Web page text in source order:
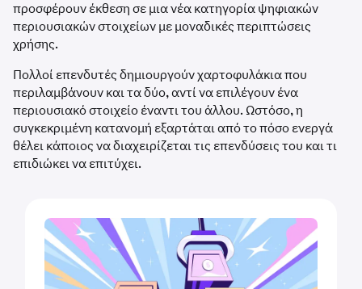
προσφέρουν έκθεση σε μια νέα κατηγορία ψηφιακών
περιουσιακών στοιχείων με μοναδικές περιπτώσεις
χρήσης.
Πολλοί επενδυτές δημιουργούν χαρτοφυλάκια που
περιλαμβάνουν και τα δύο, αντί να επιλέγουν ένα
περιουσιακό στοιχείο έναντι του άλλου. Ωστόσο, η
συγκεκριμένη κατανομή εξαρτάται από το πόσο ενεργά
θέλει κάποιος να διαχειρίζεται τις επενδύσεις του και τι
επιδιώκει να επιτύχει.